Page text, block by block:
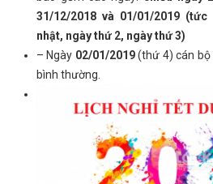
31/12/2018 và 01/01/2019
nhật, ngày thứ 2, ngày thứ 3)
– Ngày 02/01/2019(thứ 4) cán bộ
bình thường.